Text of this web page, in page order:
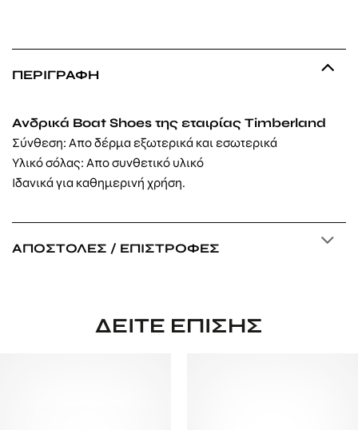
ΠΕΡΙΓΡΑΦΉ
Ανδρικά Boat Shoes της εταιρίας Timberland
Σύνθεση: Απο δέρμα εξωτερικά και εσωτερικά
Υλικό σόλας: Απο συνθετικό υλικό
Ιδανικά για καθημερινή χρήση.
ΑΠΟΣΤΟΛΈΣ / ΕΠΙΣΤΡΟΦΈΣ
ΔΕΊΤΕ ΕΠΊΣΗΣ